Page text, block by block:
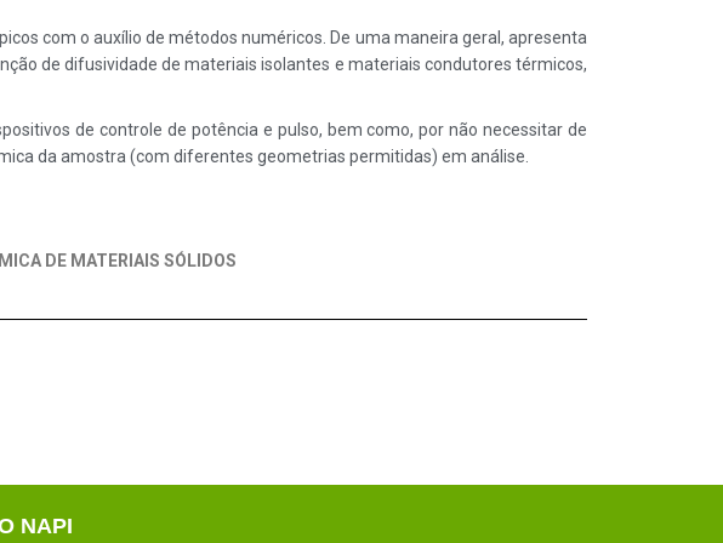
com o auxílio de métodos numéricos. De uma maneira geral, apresenta
de difusividade de materiais isolantes e materiais condutores térmicos,
de controle de potência e pulso, bem como, por não necessitar de
da amostra (com diferentes geometrias permitidas) em análise.
DE MATERIAIS SÓLIDOS
NAPI